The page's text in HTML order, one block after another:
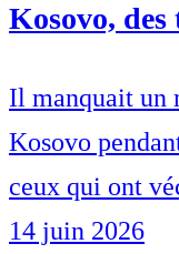
Kosovo, des
Il manquait un
Kosovo
ceux qui ont
14 juin 2026